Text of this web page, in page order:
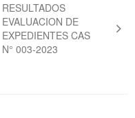
RESULTADOS
EVALUACION DE
EXPEDIENTES CAS
N° 003-2023